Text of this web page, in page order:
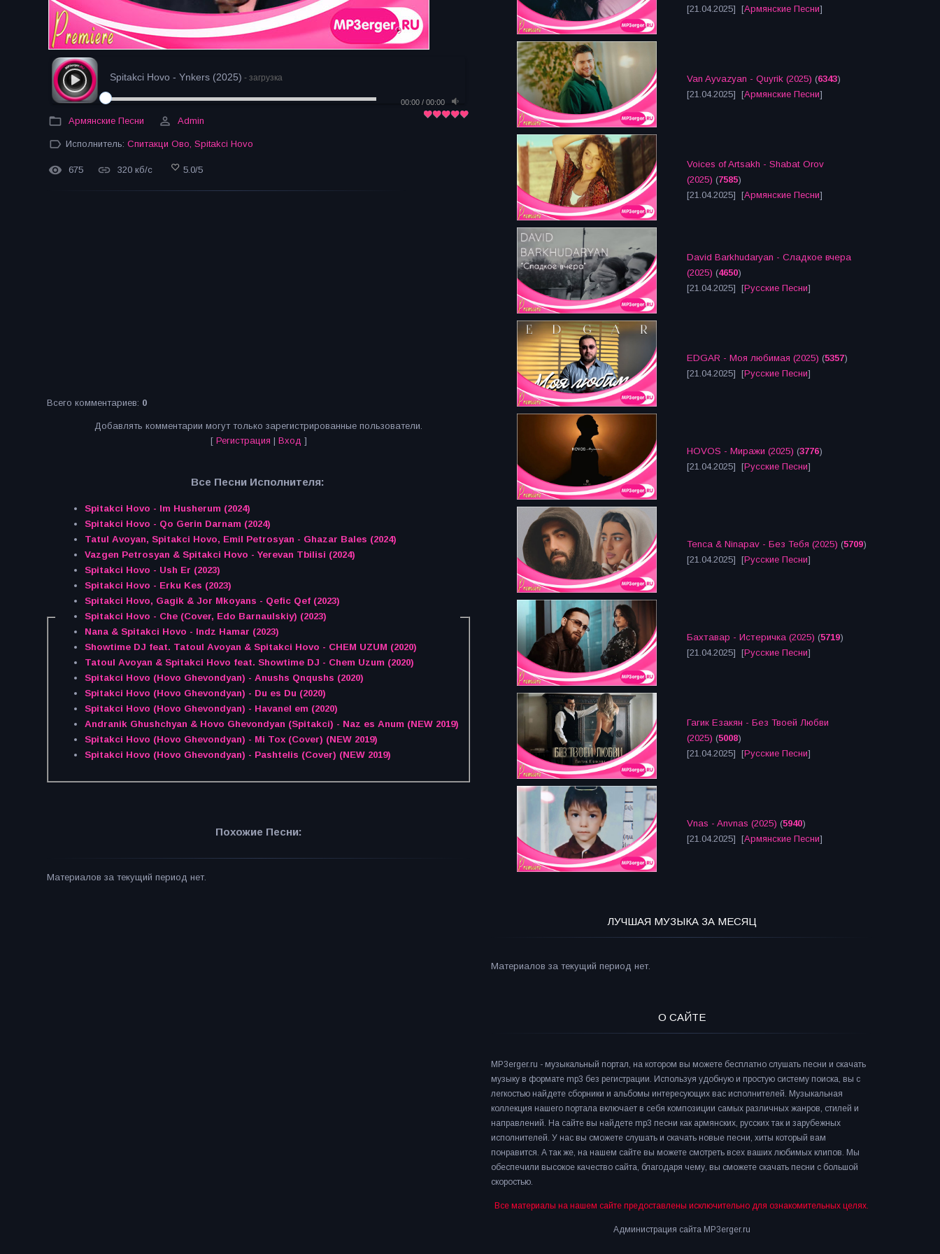
Spitakci Hovo - Ynkers (2025) - загрузка
00:00 / 00:00
Армянские Песни Admin
Исполнитель: Спитакци Ово Spitakci Hovo
675 320 кб/с 5.0/5
Всего комментариев: 0
Добавлять комментарии могут только зарегистрированные пользователи.
[ Регистрация | Вход ]
Все Песни Исполнителя:
Spitakci Hovo - Im Husherum (2024)
Spitakci Hovo - Qo Gerin Darnam (2024)
Tatul Avoyan, Spitakci Hovo, Emil Petrosyan - Ghazar Bales (2024)
Vazgen Petrosyan & Spitakci Hovo - Yerevan Tbilisi (2024)
Spitakci Hovo - Ush Er (2023)
Spitakci Hovo - Erku Kes (2023)
Spitakci Hovo, Gagik & Jor Mkoyans - Qefic Qef (2023)
Spitakci Hovo - Che (Cover, Edo Barnaulskiy) (2023)
Nana & Spitakci Hovo - Indz Hamar (2023)
Showtime DJ feat. Tatoul Avoyan & Spitakci Hovo - CHEM UZUM (2020)
Tatoul Avoyan & Spitakci Hovo feat. Showtime DJ - Chem Uzum (2020)
Spitakci Hovo (Hovo Ghevondyan) - Anushs Qnqushs (2020)
Spitakci Hovo (Hovo Ghevondyan) - Du es Du (2020)
Spitakci Hovo (Hovo Ghevondyan) - Havanel em (2020)
Andranik Ghushchyan & Hovo Ghevondyan (Spitakci) - Naz es Anum (NEW 2019)
Spitakci Hovo (Hovo Ghevondyan) - Mi Tox (Cover) (NEW 2019)
Spitakci Hovo (Hovo Ghevondyan) - Pashtelis (Cover) (NEW 2019)
Похожие Песни:
Материалов за текущий период нет.
[21.04.2025] [Армянские Песни]
Van Ayvazyan - Quyrik (2025) (6343)
[21.04.2025] [Армянские Песни]
Voices of Artsakh - Shabat Orov
(2025) (7585)
[21.04.2025] [Армянские Песни]
David Barkhudaryan - Сладкое вчера
(2025) (4650)
[21.04.2025] [Русские Песни]
EDGAR - Моя любимая (2025) (5357)
[21.04.2025] [Русские Песни]
HOVOS - Миражи (2025) (3776)
[21.04.2025] [Русские Песни]
Tenca & Ninapav - Без Тебя (2025) (5709)
[21.04.2025] [Русские Песни]
Бахтавар - Истеричка (2025) (5719)
[21.04.2025] [Русские Песни]
Гагик Езакян - Без Твоей Любви
(2025) (5008)
[21.04.2025] [Русские Песни]
Vnas - Anvnas (2025) (5940)
[21.04.2025] [Армянские Песни]
ЛУЧШАЯ МУЗЫКА ЗА МЕСЯЦ
Материалов за текущий период нет.
О САЙТЕ
MP3erger.ru - музыкальный портал, на котором вы можете бесплатно слушать песни и скачать
музыку в формате mp3 без регистрации. Используя удобную и простую систему поиска, вы с
легкостью найдете сборники и альбомы интересующих вас исполнителей. Музыкальная
коллекция нашего портала включает в себя композиции самых различных жанров, стилей и
направлений. На сайте вы найдете mp3 песни как армянских, русских так и зарубежных
исполнителей. У нас вы сможете слушать и скачать новые песни, хиты который вам
понравится. А так же, на нашем сайте вы можете смотреть всех ваших любимых клипов. Мы
обеспечили высокое качество сайта, благодаря чему, вы сможете скачать песни с большой
скоростью.
Все материалы на нашем сайте предоставлены исключительно для ознакомительных целях.
Администрация сайта MP3erger.ru